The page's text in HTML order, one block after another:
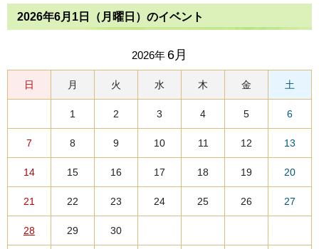
2026年6月1日（月曜日）のイベント
2026年 6月
日 月 火 水 木 金 土
1 2 3 4 5 6
7 8 9 10 11 12 13
14 15 16 17 18 19 20
21 22 23 24 25 26 27
28 29 30